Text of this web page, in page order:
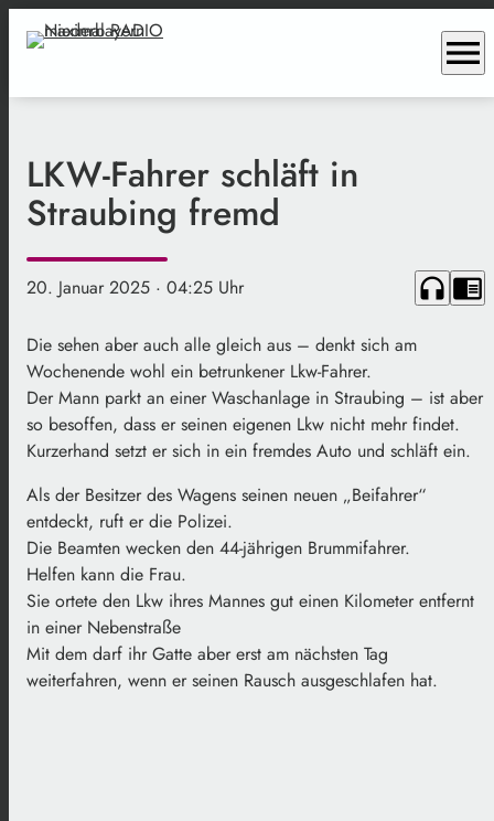
menu
LKW-Fahrer schläft in
Straubing fremd
20. Januar 2025 · 04:25 Uhr headphones chrome_reader_mode
Die sehen aber auch alle gleich aus – denkt sich am
Wochenende wohl ein betrunkener Lkw-Fahrer.
Der Mann parkt an einer Waschanlage in Straubing – ist aber
so besoffen, dass er seinen eigenen Lkw nicht mehr findet.
Kurzerhand setzt er sich in ein fremdes Auto und schläft ein.
Als der Besitzer des Wagens seinen neuen „Beifahrer“
entdeckt, ruft er die Polizei.
Die Beamten wecken den 44-jährigen Brummifahrer.
Helfen kann die Frau.
Sie ortete den Lkw ihres Mannes gut einen Kilometer entfernt
in einer Nebenstraße
Mit dem darf ihr Gatte aber erst am nächsten Tag
weiterfahren, wenn er seinen Rausch ausgeschlafen hat.